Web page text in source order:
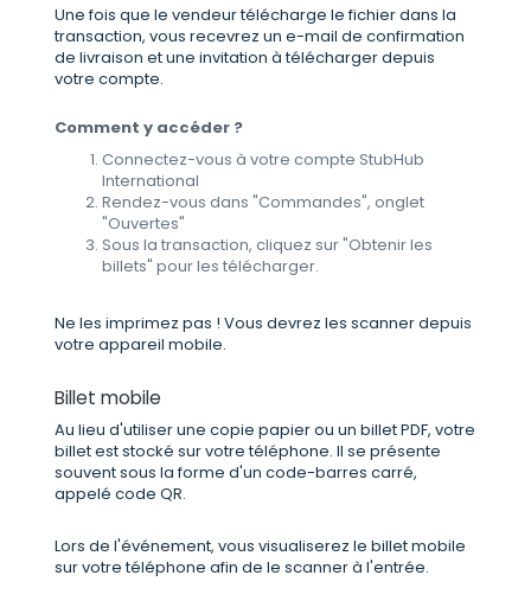
Une fois que le vendeur télécharge le fichier dans la
transaction, vous recevrez un e-mail de confirmation
de livraison et une invitation à télécharger depuis
votre compte.
Comment y accéder ?
Connectez-vous à votre compte StubHub
International
Rendez-vous dans "Commandes", onglet
"Ouvertes"
Sous la transaction, cliquez sur "Obtenir les
billets" pour les télécharger.
Ne les imprimez pas ! Vous devrez les scanner depuis
votre appareil mobile.
Billet mobile
Au lieu d'utiliser une copie papier ou un billet PDF, votre
billet est stocké sur votre téléphone. Il se présente
souvent sous la forme d'un code-barres carré,
appelé code QR.
Lors de l'événement, vous visualiserez le billet mobile
sur votre téléphone afin de le scanner à l'entrée.